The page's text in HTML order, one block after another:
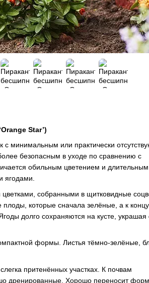
Star’)
с минимальным или практически
безопасным в уходе по сравнению с
обильным цветением и длительным
ягодами.
собранными в щитковидные
которые сначала зелёные, а к
долго сохраняются на кусте, украшая
формы. Листья тёмно-зелёные,
притенённых участках. К почвам
дренированные. Хорошо переносит